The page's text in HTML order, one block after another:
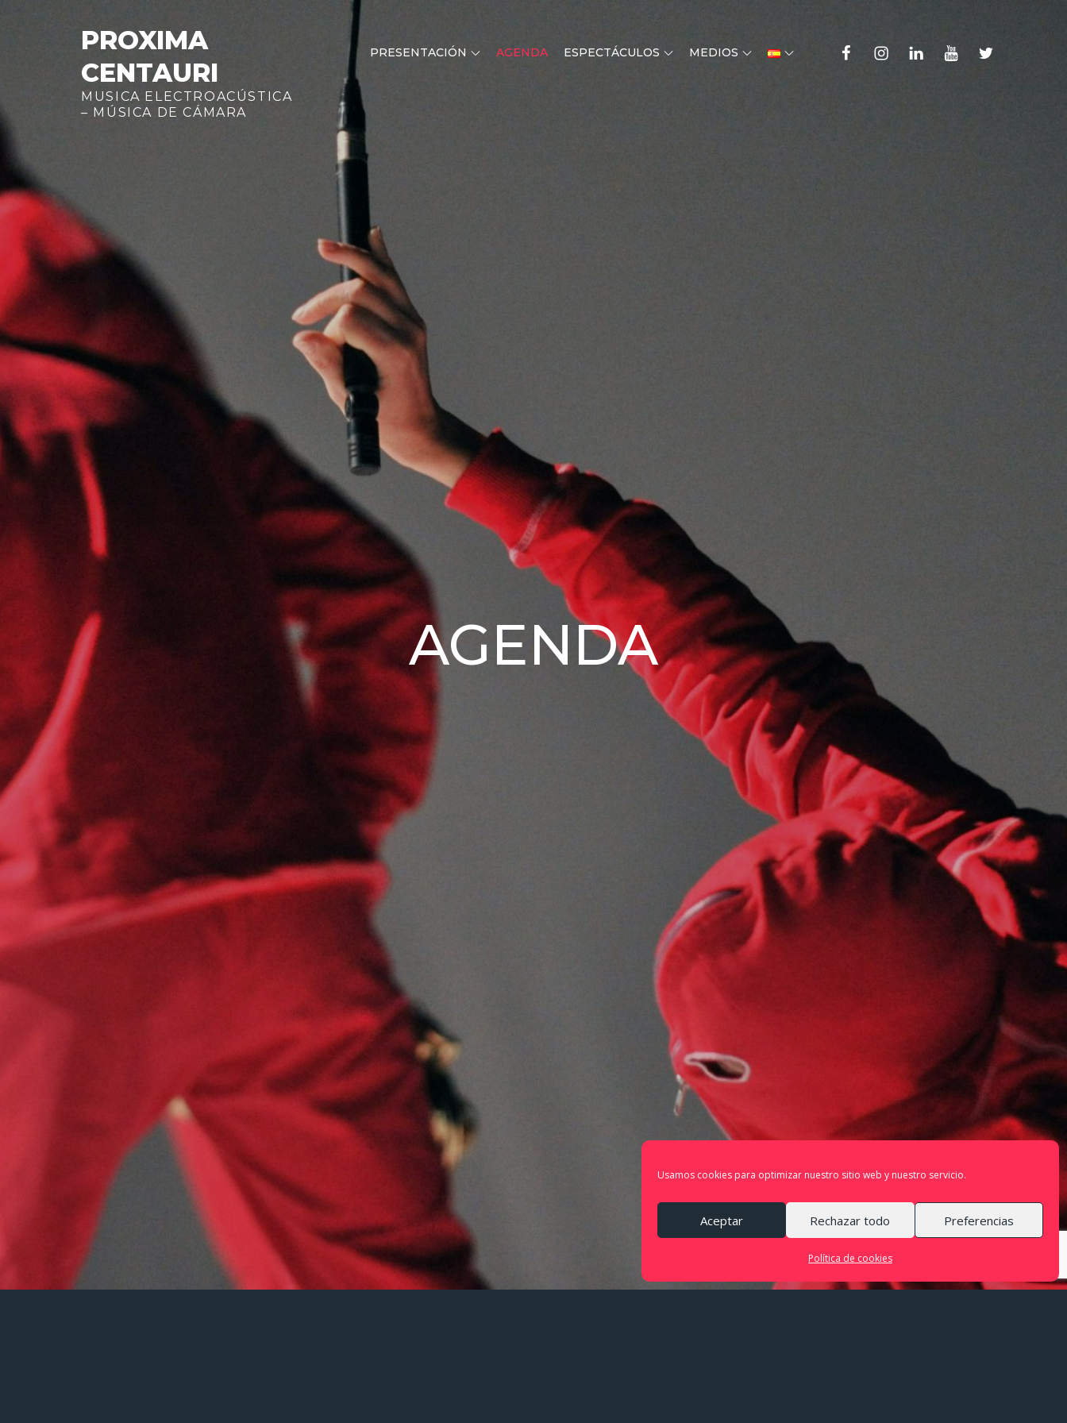
Usamos cookies para optimizar nuestro sitio web y nuestro servicio.
Aceptar Rechazar todo Preferencias
Política de cookies
PROXIMA
CENTAURI
MUSICA ELECTROACÚSTICA
– MÚSICA DE CÁMARA
PRESENTACIÓN AGENDA ESPECTÁCULOS MEDIOS FaceboookInstagramLinkedInYouTubeTwitter
AGENDA